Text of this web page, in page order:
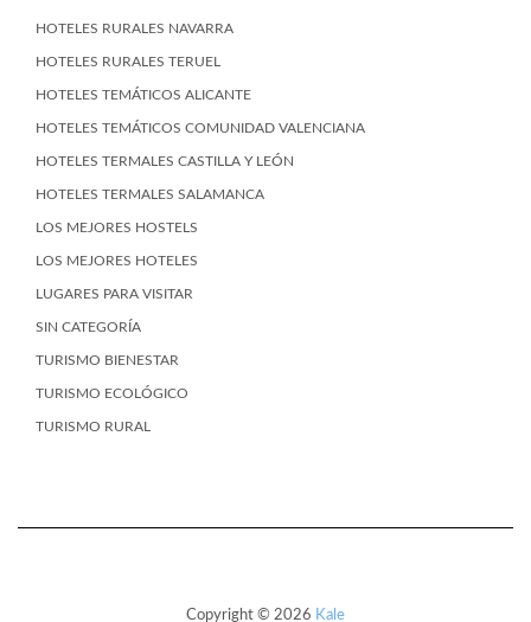
HOTELES RURALES NAVARRA
HOTELES RURALES TERUEL
HOTELES TEMÁTICOS ALICANTE
HOTELES TEMÁTICOS COMUNIDAD VALENCIANA
HOTELES TERMALES CASTILLA Y LEÓN
HOTELES TERMALES SALAMANCA
LOS MEJORES HOSTELS
LOS MEJORES HOTELES
LUGARES PARA VISITAR
SIN CATEGORÍA
TURISMO BIENESTAR
TURISMO ECOLÓGICO
TURISMO RURAL
Copyright © 2026 Kale